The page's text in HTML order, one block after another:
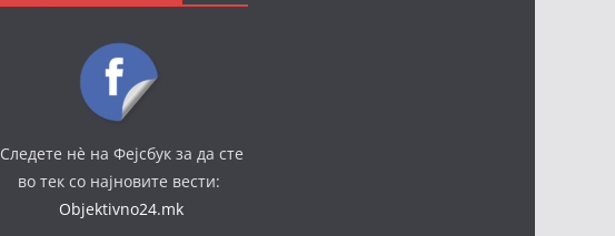
Следете нè на Фејсбук за да сте
во тек со најновите вести:
Objektivno24.mk